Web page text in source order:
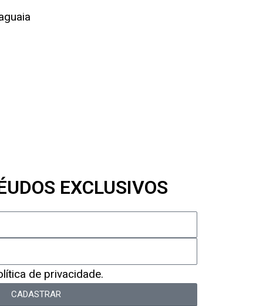
EXCLUSIVOS
de privacidade.
CADASTRAR